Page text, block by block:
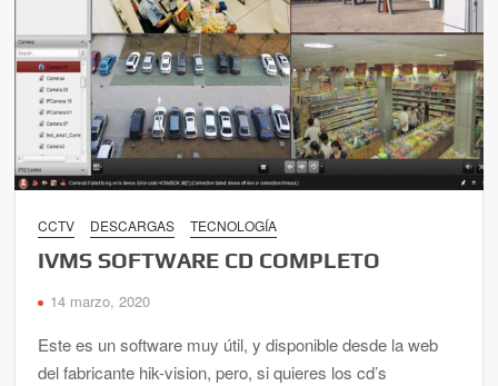
CCTV DESCARGAS TECNOLOGÍA
IVMS SOFTWARE CD COMPLETO
14 marzo, 2020
Este es un software muy útil, y disponible desde la web
del fabricante hik-vision, pero, si quieres los cd’s